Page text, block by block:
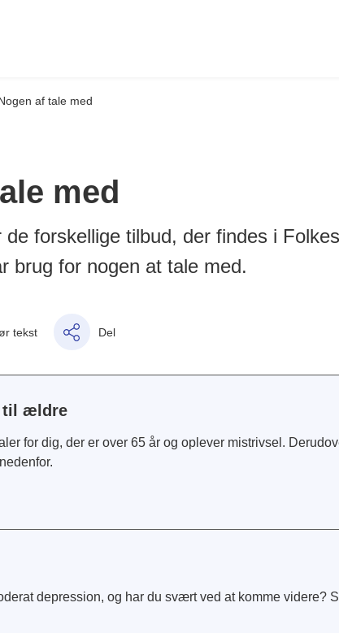
af tale med
med
forskellige tilbud, der findes i
brug for nogen at tale med.
tekst Del
til ældre
for dig, der er over 65 år og oplever mistrivsel.
depression, og har du svært ved at komme videre?